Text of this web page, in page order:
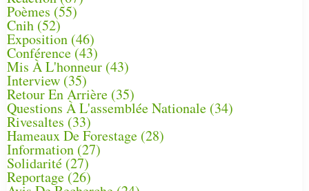
Poèmes (55)
Cnih (52)
Exposition (46)
Conférence(43)
Mis À L'honneur (43)
Interview (35)
Retour En Arrière (35)
Questions À L'assemblée Nationale (34)
Rivesaltes (33)
Hameaux De Forestage (28)
Information (27)
Solidarité (27)
Reportage(26)